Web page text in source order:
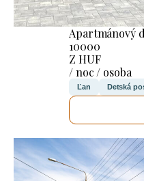
Apartmánový
10000
Z HUF
/ noc / osoba
Ľan Detská